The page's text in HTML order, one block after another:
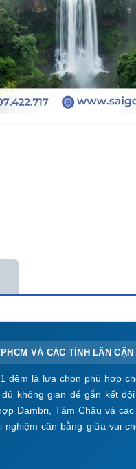
VÀ CÁC TỈNH LÂN CẬN
đêm là lựa chọn phù hợp
không gian để gắn kết
Dambri, Tâm Châu và
cân bằng giữa vui